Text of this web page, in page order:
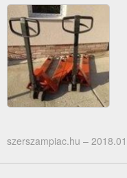
szerszampiac.hu –